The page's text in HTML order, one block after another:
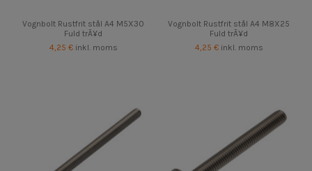
Vognbolt Rustfrit stål A4 M5X30
Fuld trÃ¥d
4,25 € inkl. moms
Vognbolt Rustfrit stål A4 M8X25
Fuld trÃ¥d
4,25 € inkl. moms